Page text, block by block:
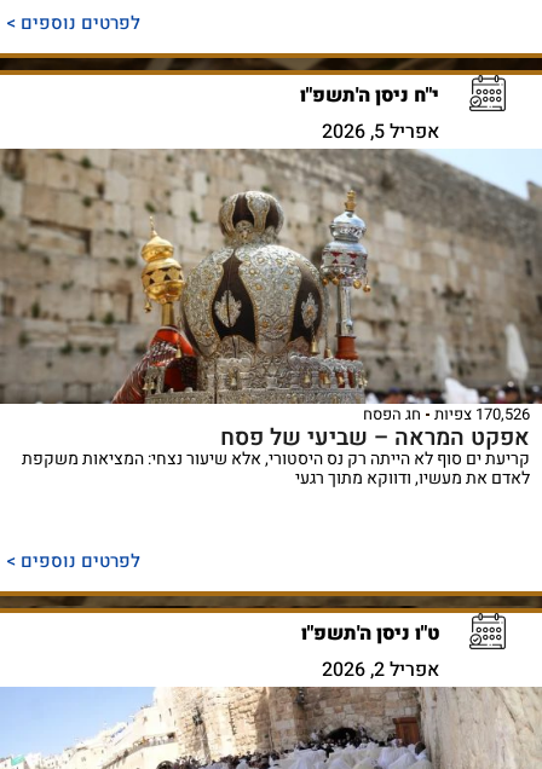
לפרטים נוספים >
י"ח ניסן ה'תשפ"ו
אפריל 5, 2026
170,526 צפיות חג הפסח
אפקט המראה – שביעי של פסח
קריעת ים סוף לא הייתה רק נס היסטורי, אלא שיעור נצחי: המציאות משקפת
לאדם את מעשיו, ודווקא מתוך רגעי
לפרטים נוספים >
ט"ו ניסן ה'תשפ"ו
אפריל 2, 2026